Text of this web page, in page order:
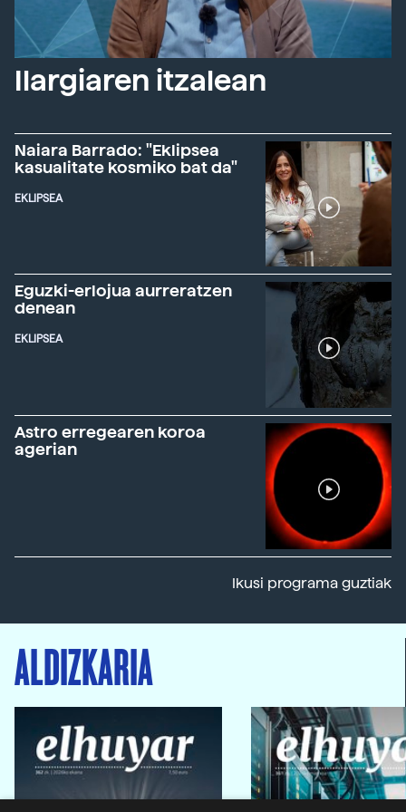
Ilargiaren itzalean
Naiara Barrado: "Eklipsea
kasualitate kosmiko bat da"
EKLIPSEA
Eguzki-erlojua aurreratzen
denean
EKLIPSEA
Astro erregearen koroa
agerian
Ikusi programa guztiak
ALDIZKARIA